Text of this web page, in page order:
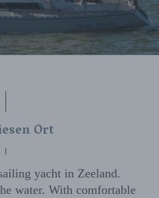
Ort
yacht in Zeeland.
water. With comfortable